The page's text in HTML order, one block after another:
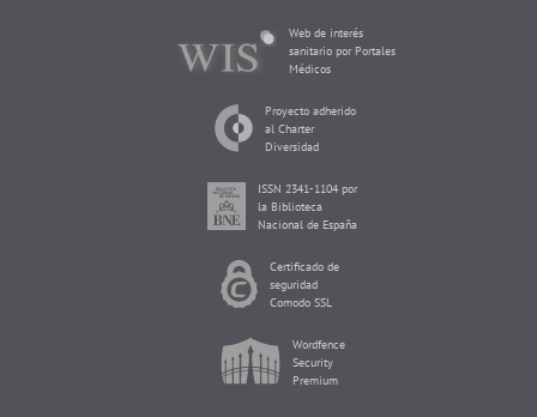
Web de interés
sanitario por Portales
Médicos
Proyecto adherido
al Charter
Diversidad
ISSN 2341-1104 por
la Biblioteca
Nacional de España
Certificado de
seguridad
Comodo SSL
Wordfence
Security
Premium